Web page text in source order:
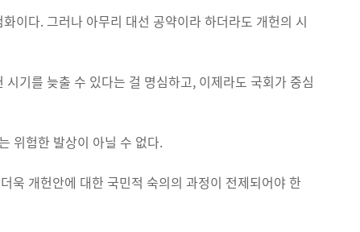
이다. 그러나 아무리 대선 공약이라 하더라도 개헌의 시
기를 늦출 수 있다는 걸 명심하고, 이제라도 국회가 중심
위험한 발상이 아닐 수 없다.
욱 개헌안에 대한 국민적 숙의의 과정이 전제되어야 한